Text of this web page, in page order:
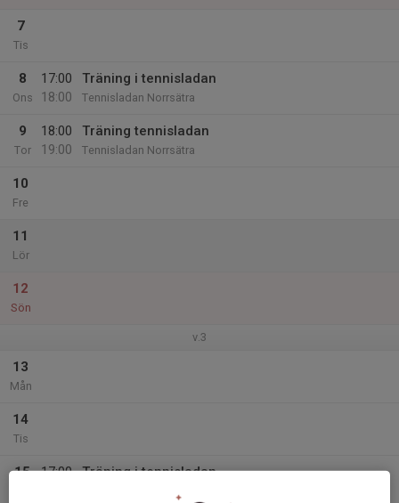
7
Tis
8
Ons
17:00
18:00
Träning i tennisladan
Tennisladan Norrsätra
9
Tor
18:00
19:00
Träning tennisladan
Tennisladan Norrsätra
10
Fre
11
Lör
12
Sön
v.3
13
Mån
14
Tis
15
17:00
Träning i tennisladan